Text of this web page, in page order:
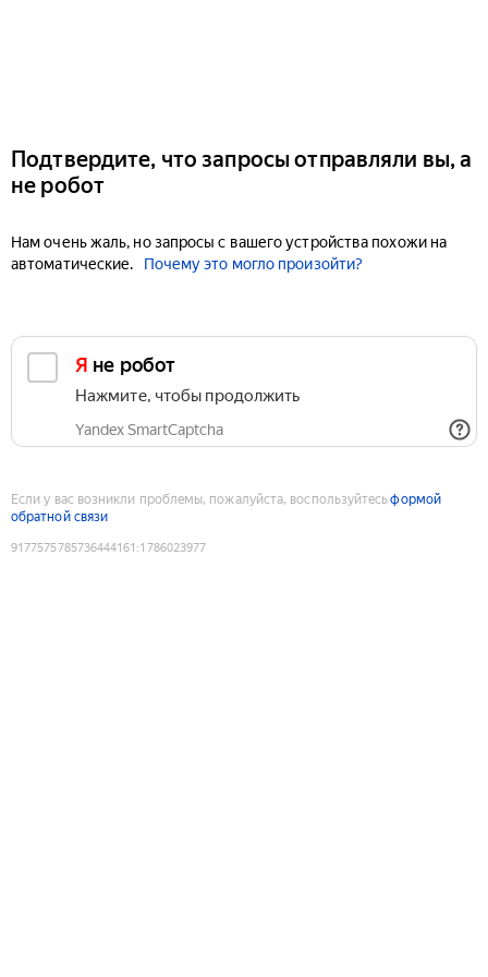
Подтвердите, что запросы отправляли вы, а
не робот
Нам очень жаль, но запросы с вашего устройства похожи на
автоматические.
Почему это могло произойти?
Я не робот
Нажмите, чтобы продолжить
Yandex SmartCaptcha
Если у вас возникли проблемы, пожалуйста, воспользуйтесьформой
обратной связи
9177575785736444161 :1786023977